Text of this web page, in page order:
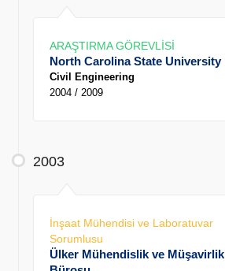
ARAŞTIRMA GÖREVLİSİ
North Carolina State University
Civil Engineering
2004 / 2009
2003
İnşaat Mühendisi ve Laboratuvar
Sorumlusu
Ülker Mühendislik ve Müşavirlik